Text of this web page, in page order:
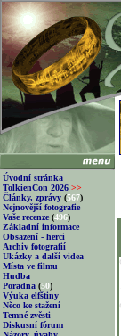
Úvodní stránka
TolkienCon 2026 >>
Články, zprávy (567)
Nejnovější fotografie
Vaše recenze (496)
Základní informace
Obsazení - herci
Archiv fotografií
Ukázky a další videa
Místa ve filmu
Hudba
Poradna (50)
Výuka elfštiny
Něco ke stažení
Temné zvěsti
Diskusní fórum